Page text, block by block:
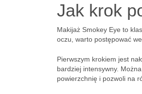
Jak krok
Makijaż Smokey Eye to
oczu, warto postępować
Pierwszym krokiem jest
bardziej intensywny.
powierzchnię i pozwoli na